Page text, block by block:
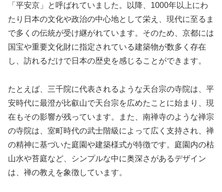
「平安京」と呼ばれていました。以降、1000年以上にわ
たり日本の文化や政治の中心地として栄え、現代に至るま
で多くの伝統が受け継がれています。そのため、京都には
国宝や重要文化財に指定されている建築物が数多く存在
し、訪れるだけで日本の歴史を感じることができます。
たとえば、三千院に代表されるような天台宗の寺院は、平
安時代に最澄が比叡山で天台宗を広めたことに始まり、現
在もその影響が残っています。また、南禅寺のような禅宗
の寺院は、室町時代の武士階級によって広く支持され、禅
の精神に基づいた庭園や建築様式が特徴です。庭園内の枯
山水や苔庭など、シンプルな中に奥深さがあるデザイン
は、禅の教えを象徴しています。